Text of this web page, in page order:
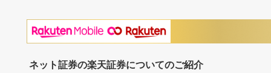
ネット証券の楽天証券についてのご紹介